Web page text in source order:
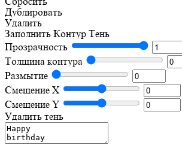
Дублировать
Удалить
Заполнить Контур Тень
Прозрачность
Толщина контура
Размытие
Смещение X
Смещение Y
Удалить тень